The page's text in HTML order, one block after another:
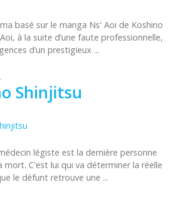
basé sur le manga Ns' Aoi de Koshino
à la suite d’une faute professionnelle,
d’un prestigieux ...
Shinjitsu
légiste est la dernière personne
mort. C'est lui qui va déterminer la réelle
le défunt retrouve une ...